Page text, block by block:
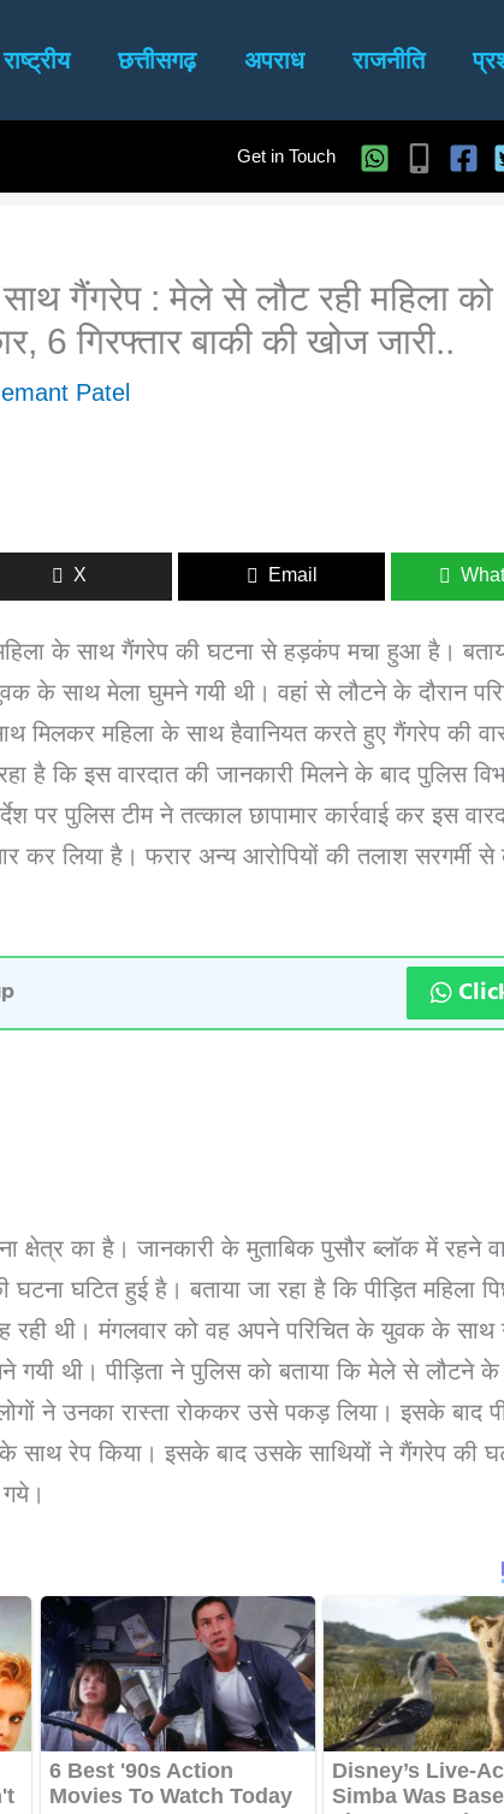
राष्ट्रीय छत्तीसगढ़ अपराध राजनीति
Get in Touch
गैंगरेप : मेले से लौट रही महिला
6 गिरफ्तार बाकी की खोज जारी..
Patel
X Email
के साथ गैंगरेप की घटना से हड़कंप मचा हुआ है।
के साथ मेला घुमने गयी थी। वहां से लौटने के दौरान
मिलकर महिला के साथ हैवानियत करते हुए गैंगरेप की
है कि इस वारदात की जानकारी मिलने के बाद पुलिस
पर पुलिस टीम ने तत्काल छापामार कार्रवाई कर इस
कर लिया है। फरार अन्य आरोपियों की तलाश सरगर्मी से
क्षेत्र का है। जानकारी के मुताबिक पुसौर ब्लॉक में रहने
घटना घटित हुई है। बताया जा रहा है कि पीड़ित महिला
रही थी। मंगलवार को वह अपने परिचित के युवक के साथ
गयी थी। पीड़िता ने पुलिस को बताया कि मेले से लौटने के
ने उनका रास्ता रोककर उसे पकड़ लिया। इसके बाद
साथ रेप किया। इसके बाद उसके साथियों ने गैंगरेप की